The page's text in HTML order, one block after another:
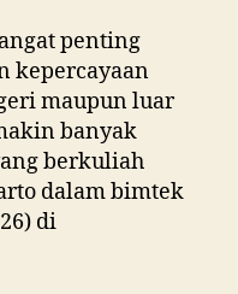
penting
kepercayaan
maupun luar
banyak
berkuliah
dalam bimtek
di